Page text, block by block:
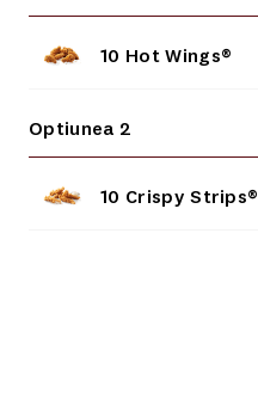
10 Hot Wings®
Optiunea 2
10 Crispy Strips®